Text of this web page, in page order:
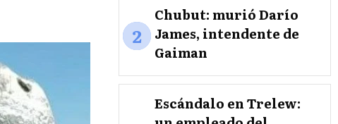
2
Chubut: murió Darío
James, intendente de
Gaiman
Escándalo en Trelew: